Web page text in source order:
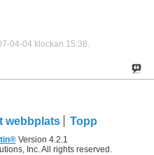
04-04 klockan 15:38.
webbplats Topp
Version 4.2.1
Inc. All rights reserved.